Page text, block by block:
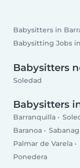
Babysitters in
Babysitting Jobs
Babysitters
Soledad
Babysitters
Barranquilla
Baranoa
Palmar de Varela
Ponedera